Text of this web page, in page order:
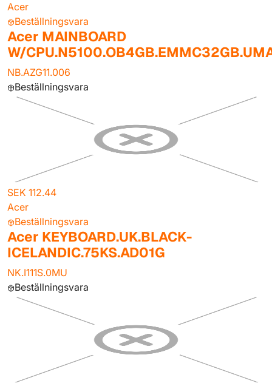
Acer
Beställningsvara
Acer MAINBOARD
W/
NB.AZG11.006
Beställningsvara
SEK 112.44
Acer
Beställningsvara
Acer KEYBOARD.UK.BLACK-
ICELANDIC.75KS.AD01G
NK.I111S.0MU
Beställningsvara